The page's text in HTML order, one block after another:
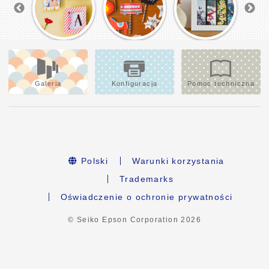
Galeria Konfiguracja Pomoc techniczna
Polski
Warunki korzystania
Trademarks
Oświadczenie o ochronie prywatności
© Seiko Epson Corporation2026